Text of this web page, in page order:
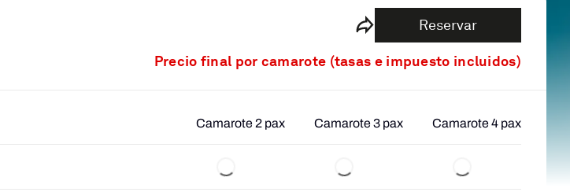
Reservar
Precio final por camarote (tasas e impuesto incluidos)
Camarote 2 pax Camarote 3 pax Camarote 4 pax